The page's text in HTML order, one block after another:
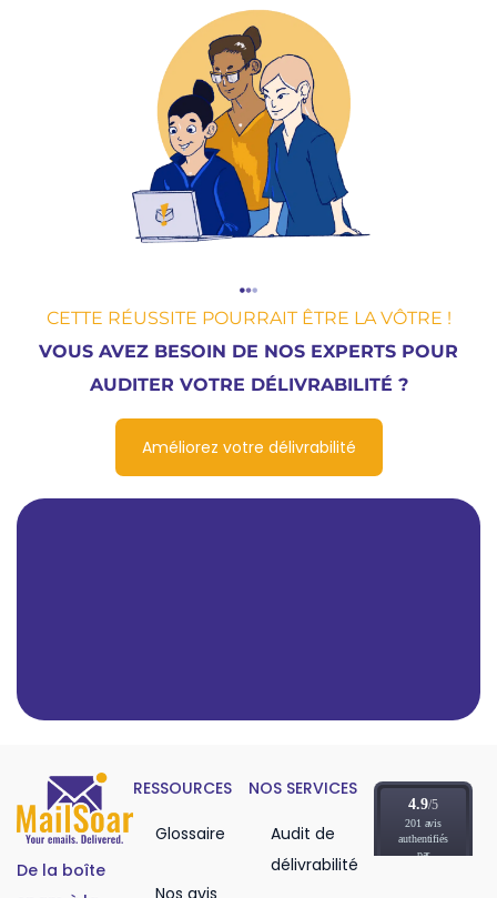
CETTE RÉUSSITE POURRAIT ÊTRE LA VÔTRE !
VOUS AVEZ BESOIN DE NOS EXPERTS POUR
AUDITER VOTRE DÉLIVRABILITÉ ?
Améliorez votre délivrabilité
De la boîte
RESSOURCES
Glossaire
NOS SERVICES
Audit de
délivrabilité